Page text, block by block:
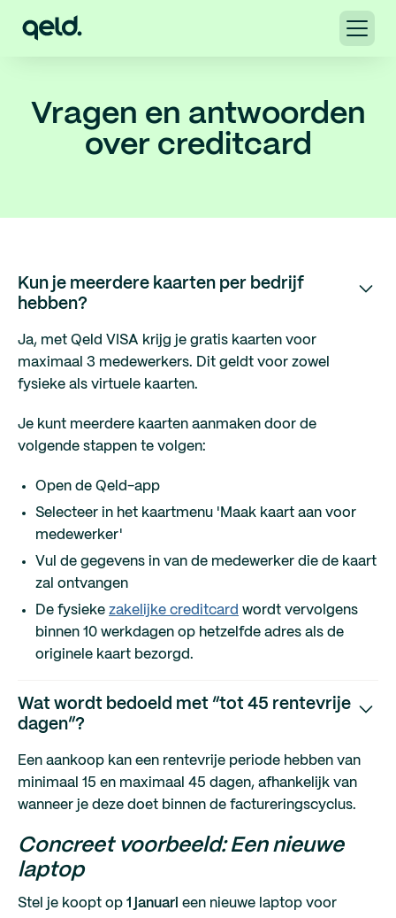
Vragen en antwoorden
over creditcard
Kun je meerdere kaarten per bedrijf
hebben?
Ja, met Qeld VISA krijg je gratis kaarten voor
maximaal 3 medewerkers. Dit geldt voor zowel
fysieke als virtuele kaarten.
Je kunt meerdere kaarten aanmaken door de
volgende stappen te volgen:
Open de Qeld-app
Selecteer in het kaartmenu 'Maak kaart aan voor
medewerker'
Vul de gegevens in van de medewerker die de kaart
zal ontvangen
De fysieke zakelijke creditcard wordt vervolgens
binnen 10 werkdagen op hetzelfde adres als de
originele kaart bezorgd.
Wat wordt bedoeld met “tot 45 rentevrije
dagen”?
Een aankoop kan een rentevrije periode hebben van
minimaal 15 en maximaal 45 dagen, afhankelijk van
wanneer je deze doet binnen de factureringscyclus.
Concreet voorbeeld: Een nieuwe
laptop
Stel je koopt op 1 januari een nieuwe laptop voor